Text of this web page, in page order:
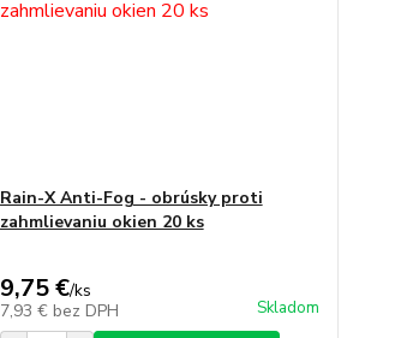
Rain-X Anti-Fog - obrúsky proti
zahmlievaniu okien 20 ks
9,75 €/ks
7,93 € bez DPH Skladom